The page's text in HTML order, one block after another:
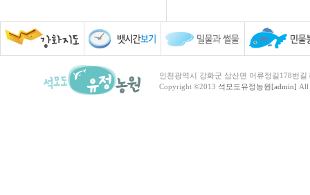
인천광역시 강화군 삼산면 어류정길178번
Copyright ©2013 석모도유정농원[admin] All